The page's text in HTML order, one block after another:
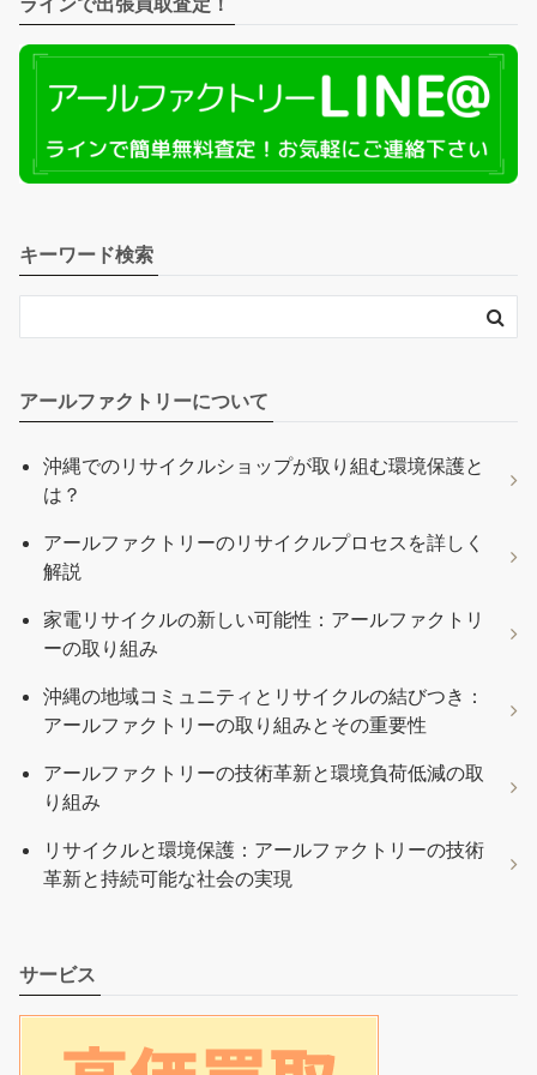
キーワード検索
アールファクトリーについて
沖縄でのリサイクルショップが取り組む環境保護と
は？
アールファクトリーのリサイクルプロセスを詳しく
解説
家電リサイクルの新しい可能性：アールファクトリ
ーの取り組み
沖縄の地域コミュニティとリサイクルの結びつき：
アールファクトリーの取り組みとその重要性
アールファクトリーの技術革新と環境負荷低減の取
り組み
リサイクルと環境保護：アールファクトリーの技術
革新と持続可能な社会の実現
サービス